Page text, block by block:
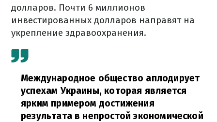
долларов. Почти 6 миллионов
инвестированных долларов направят на
укрепление здравоохранения.
Международное общество аплодирует
успехам Украины, которая является
ярким примером достижения
результата в непростой экономической